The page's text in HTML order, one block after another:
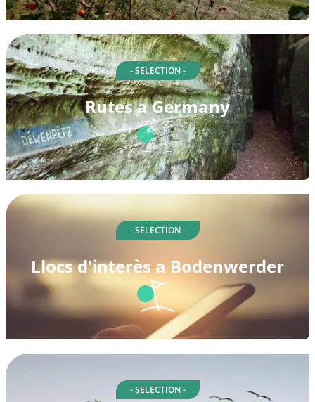
- SELECTION -
Rutes a Germany
- SELECTION -
Llocs d'interès a Bodenwerder
- SELECTION -